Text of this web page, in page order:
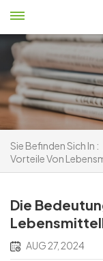
Sie Befinden Sich In :
Vorteile Von
Die
AUG 27, 2024